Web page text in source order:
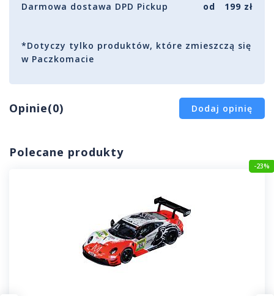
Darmowa dostawa DPD Pickup
od 199 zł
*Dotyczy tylko produktów, które zmieszczą się
w Paczkomacie
Opinie(0) Dodaj opinię
Polecane produkty
-23%